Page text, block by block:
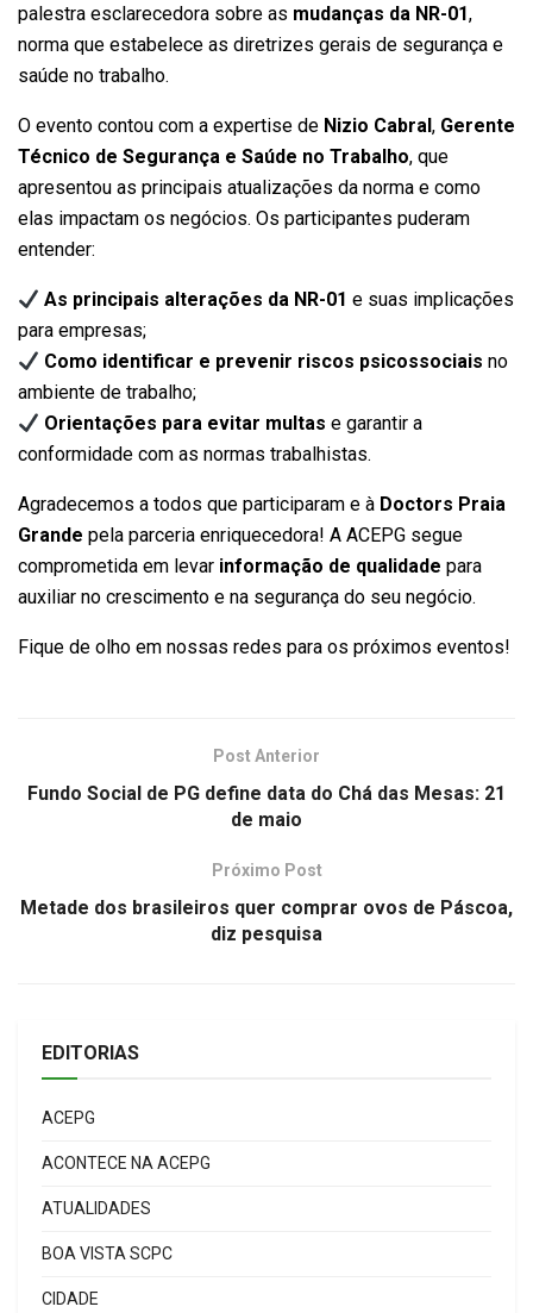
palestra esclarecedora sobre as mudanças da NR-01,
norma que estabelece as diretrizes gerais de segurança e
saúde no trabalho.
O evento contou com a expertise de Nizio Cabral, Gerente
Técnico de Segurança e Saúde no Trabalho, que
apresentou as principais atualizações da norma e como
elas impactam os negócios. Os participantes puderam
entender:
As principais alterações da NR-01 e suas implicações
para empresas;
Como identificar e prevenir riscos psicossociais no
ambiente de trabalho;
Orientações para evitar multas e garantir a
conformidade com as normas trabalhistas.
Agradecemos a todos que participaram e à Doctors Praia
Grande pela parceria enriquecedora! A ACEPG segue
comprometida em levar informação de qualidade para
auxiliar no crescimento e na segurança do seu negócio.
Fique de olho em nossas redes para os próximos eventos!
Post Anterior
Fundo Social de PG define data do Chá das Mesas: 21
de maio
Próximo Post
Metade dos brasileiros quer comprar ovos de Páscoa,
diz pesquisa
EDITORIAS
ACEPG
ACONTECE NA ACEPG
ATUALIDADES
BOA VISTA SCPC
CIDADE